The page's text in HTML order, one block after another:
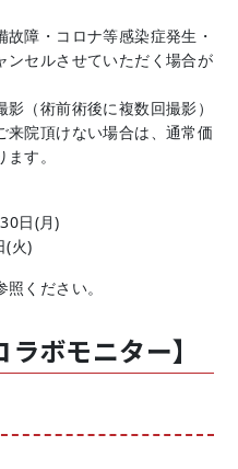
障・コロナ等感染症発生・
ンセルさせていただく場合が
（術前術後に複数回撮影）
院頂けない場合は、通常価
す。
日(月)
(火)
ください。
ボモニター】